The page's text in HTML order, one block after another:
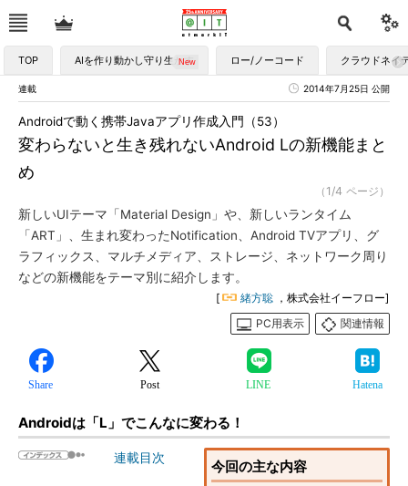
TOP AIを作り動かし守り生かす ロー/ノーコード クラウドネイ
連載 2014年7月25日 公開
変わらないと生き残れないAndroid Lの新機能まと
め
Androidで動く携帯Javaアプリ作成入門（53）
（1/4 ページ）
新しいUIテーマ「Material Design」や、新しいランタイム
「ART」、生まれ変わったNotification、Android TVアプリ、グ
ラフィックス、マルチメディア、ストレージ、ネットワーク周り
などの新機能をテーマ別に紹介します。
[ 緒方聡 ，株式会社イーフロー]
PC用表示
関連情報
Share Post LINE Hatena
Androidは「L」でこんなに変わる！
今回の主な内容
連載目次